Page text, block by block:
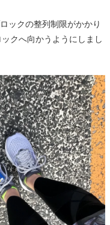
ックの整列制限がかかり
クへ向かうようにしまし